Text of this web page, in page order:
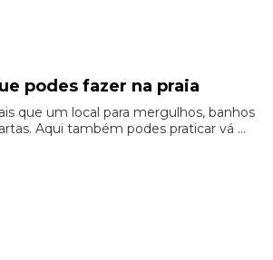
podes fazer na praia
que um local para mergulhos, banhos
Aqui também podes praticar vá ...